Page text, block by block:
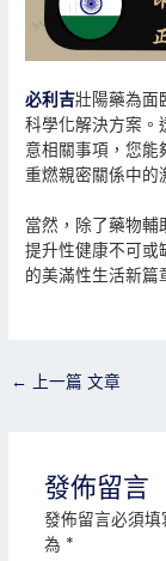
必利吉壯陽藥為面
科學化解決方案。
意相關事項，您能
重燃親密關係中的
當然，除了藥物
提升性健康不可或
的美滿性生活新篇
← 上一篇 文章
發佈留言
發佈留言必須填
為 *